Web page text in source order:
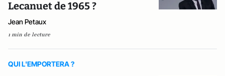
Lecanuet de 1965 ?
Jean Petaux
1 min de lecture
QUI L'EMPORTERA ?